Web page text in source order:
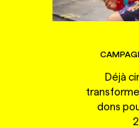
Déjà
dons